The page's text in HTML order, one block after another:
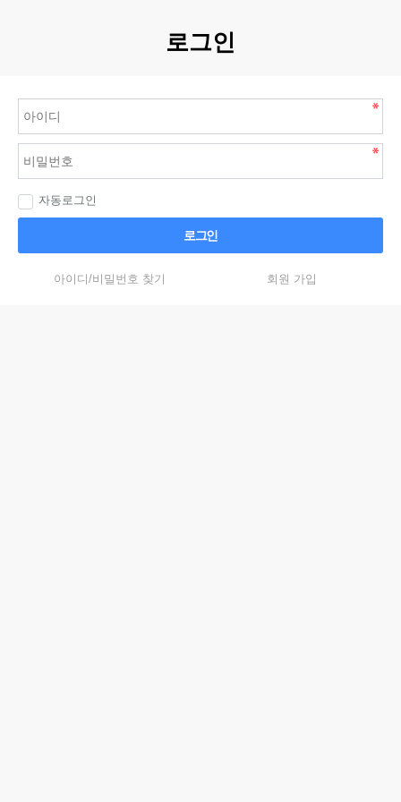
로그인
자동로그인
로그인
아이디/비밀번호 찾기 회원 가입